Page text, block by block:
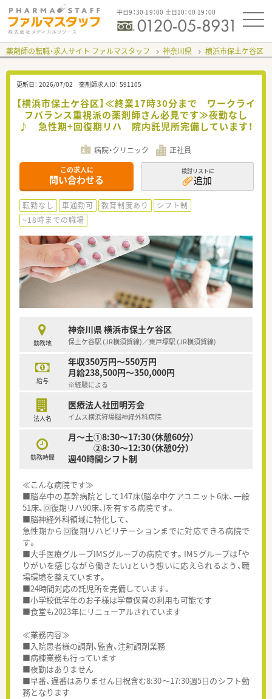
平日9：30-19：00 土日10：00-19：00
薬剤師の転職・求人サイト ファルマスタッフ 神奈川県 横浜市保土ケ谷区
更新日： 2026/07/02 薬剤師求人ID： 591105
【横浜市保土ケ谷区】≪終業17時30分まで ワークライ
フバランス重視派の薬剤師さん必見です≫夜勤なし
♪ 急性期+回復期リハ 院内託児所完備しています！
病院・クリニック 正社員
この求人に
問い合わせる
検討リストに
追加
転勤なし 車通勤可 教育制度あり
シフト制
~18時までの職場
勤務地
神奈川県 横浜市保土ケ谷区
保土ケ谷駅 (JR横須賀線)／東戸塚駅 (JR横須賀線)
給与
年収350万円～550万円
月給238,500円～350,000円
※経験による
法人名
医療法人社団明芳会
イムス横浜狩場脳神経外科病院
勤務時間
月～土①8:30～17:30（休憩60分）
②8:30～12:30（休憩0分）
週40時間シフト制
≪こんな病院です≫
■脳卒中の基幹病院として147床(脳卒中ケアユニット6床、一般
51床、回復期リハ90床、)を有する病院です。
■脳神経外科領域に特化して、
急性期から回復期リハビリテーションまでに対応できる病院で
す。
■大手医療グループIMSグループの病院です。IMSグループは「や
りがいを感じながら働きたい」という想いに応えられるよう、職
場環境を整えています。
■24時間対応の託児所を完備しています。
■小学校低学年のお子様は学童保育の利用も可能です
■食堂も2023年にリニューアルされています
≪業務内容≫
■入院患者様の調剤、監査、注射調剤業務
■病棟業務も行っています
■夜勤はありません
■早番、遅番はありません日祝含む8:30～17:30週5日のシフト勤
務となります